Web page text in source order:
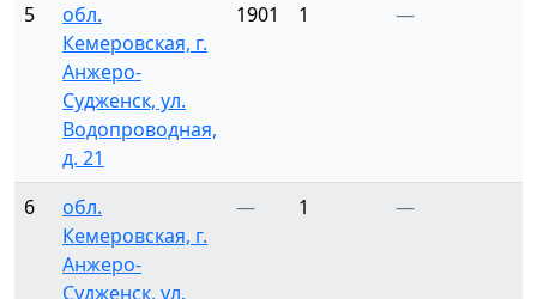
5
обл.
Кемеровская, г.
Анжеро-
Судженск, ул.
Водопроводная,
д. 21
1901 1 —
6
обл.
Кемеровская, г.
Анжеро-
Судженск, ул.
— 1 —